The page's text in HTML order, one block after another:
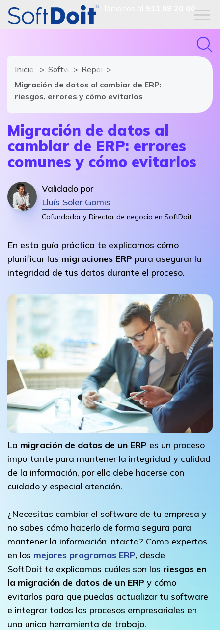
911 98 20 00
Inicio Software ERPReportajes
Migración de datos al cambiar de ERP:
riesgos, errores y cómo evitarlos
Migración de datos al
cambiar de ERP: errores
comunes y cómo evitarlos
Validado por
Lluís Soler Gomis
Cofundador y Director de negocio en SoftDoit
En esta guía práctica te explicamos cómo
planificar las migraciones ERP para asegurar la
integridad de tus datos durante el proceso.
La migración de datos de un ERP es un proceso
importante para mantener la integridad y calidad
de la información, por ello debe hacerse con
cuidado y especial atención.
¿Necesitas cambiar el software de tu empresa y
no sabes cómo hacerlo de forma segura para
mantener la información intacta? Como expertos
en los mejores programas ERP, desde
SoftDoit te explicamos cuáles son los riesgos en
la migración de datos de un ERP y cómo
evitarlos para que puedas actualizar tu software
e integrar todos los procesos empresariales en
una única herramienta de trabajo.